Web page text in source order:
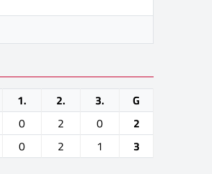
1. 2. 3.
G
0 2 0
2
0 2 1 3